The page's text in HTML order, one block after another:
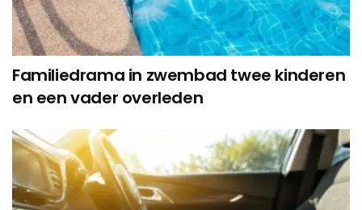
Familiedrama in zwembad twee kinderen
en een vader overleden